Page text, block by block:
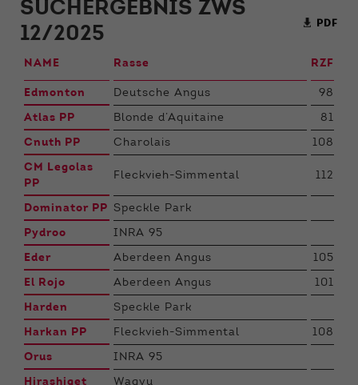
SUCHERGEBNIS ZWS
12/2025
PDF
NAME Rasse RZF
Edmonton Deutsche Angus 98
Atlas PP Blonde d’Aquitaine 81
Cnuth PP Charolais 108
CM Legolas
PP
Fleckvieh-Simmental 112
Dominator PP Speckle Park
Pydroo INRA 95
Eder Aberdeen Angus 105
El Rojo Aberdeen Angus 101
Harden Speckle Park
Harkan PP Fleckvieh-Simmental 108
Orus INRA 95
Hirashiget Wagyu